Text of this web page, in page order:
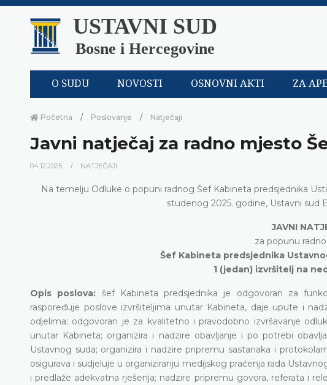
USTAVNI SUD
Bosne i Hercegovine
O SUDU NOVOSTI OSNOVNI AKTI ZA
Početna Poslovanje Natječaji
Javni natječaj za radno mjesto
04.12.2025. NATJEČAJI
Na temelju Odluke o popuni radnog Šef Kabineta predsjednika
studenog 2025. godine, Ustavni sud
JAVNI
za popunu
Šef Kabineta predsjednika
1 (jedan) izvršitelj na
Opis poslova: šef Kabineta predsjednika je odgovoran za
raspoređuje poslove izvršiteljima unutar Kabineta, daje upute i
odjelima; odgovoran je za kvalitetno i pravodobno izvršavanje
unutar Kabineta; organizira i nadzire obavljanje i po potrebi
Ustavnog suda; organizira i nadzire pripremu sastanaka i
osigurava i sudjeluje u organiziranju medijskog praćenja rada
i predlaže adekvatna rješenja; nadzire pripremu govora, referata i